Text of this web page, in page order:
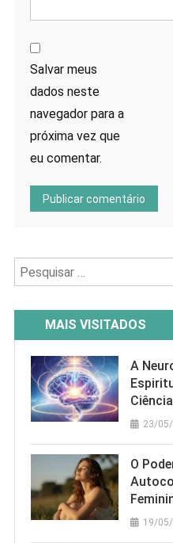
Salvar meus
dados neste
navegador para a
próxima vez que
eu comentar.
MAIS VISITADOS
A
23/
O
19/